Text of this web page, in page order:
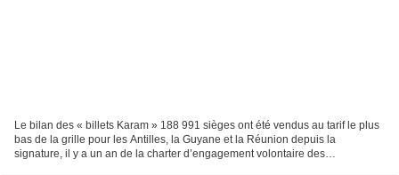
Le bilan des « billets Karam » 188 991 sièges ont été vendus au tarif le plus
bas de la grille pour les Antilles, la Guyane et la Réunion depuis la
signature, il y a un an de la charter d’engagement volontaire des